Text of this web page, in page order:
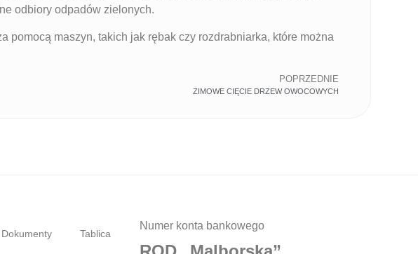
odbiory odpadów zielonych.
pomocą maszyn, takich jak rębak czy rozdrabniarka, które można
POPRZEDNIE
ZIMOWE CIĘCIE DRZEW OWOCOWYCH
Dokumenty Tablica
Numer konta bankowego